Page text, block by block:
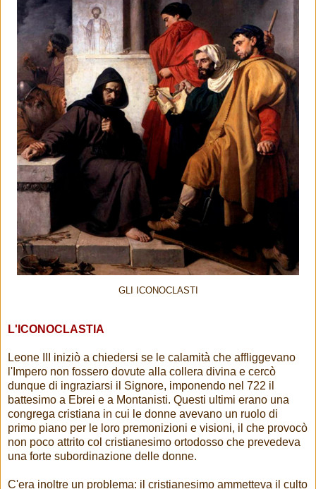
GLI ICONOCLASTI
L'ICONOCLASTIA
Leone III iniziò a chiedersi se le calamità che affliggevano
l'Impero non fossero dovute alla collera divina e cercò
dunque di ingraziarsi il Signore, imponendo nel 722 il
battesimo a Ebrei e a Montanisti. Questi ultimi erano una
congrega cristiana in cui le donne avevano un ruolo di
primo piano per le loro premonizioni e visioni, il che provocò
non poco attrito col cristianesimo ortodosso che prevedeva
una forte subordinazione delle donne.
C'era inoltre un problema: il cristianesimo ammetteva il culto